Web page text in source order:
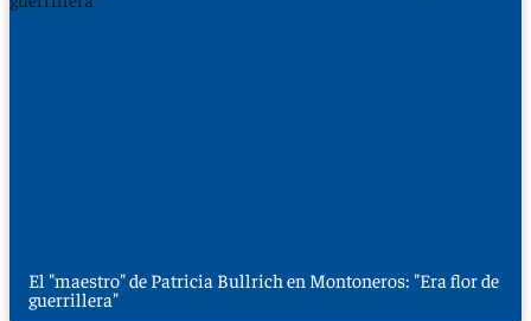
El "maestro" de Patricia Bullrich en Montoneros: "Era flor de
guerrillera"